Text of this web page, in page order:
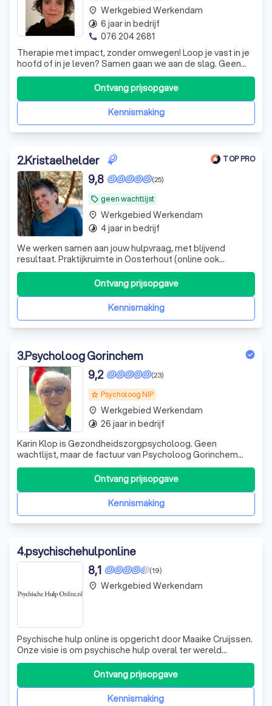
Therapie met impact, zonder omwegen! Loop je vast in je
hoofd of in je leven? Samen gaan we aan de slag. Geen
ingewikkeld gedoe, wel echte blijvende verandering. Geen
vergoeding; 95 euro per sessie
Kennismaking
Ontvang prijsopgave
place Werkgebied Werkendam
timelapse 6 jaar in bedrijf
phone 076 204 2681
2.Kristaelhelder TOP PRO
local_offer geen wachtlijst
(25)
9,8
We werken samen aan jouw hulpvraag, met blijvend
resultaat. Praktijkruimte in Oosterhout (online ook
mogelijk), één sessie per twee weken, geen vergoeding
zorgverzekering, geen wachtlijst.
Kennismaking
Ontvang prijsopgave
place Werkgebied Werkendam
timelapse 4 jaar in bedrijf
3.Psycholoog Gorinchem
grade Psycholoog NIP
(23)
9,2
Karin Klop is Gezondheidszorgpsycholoog. Geen
wachtlijst, maar de factuur van Psycholoog Gorinchem
wordt niet door de zorgverzekeraar vergoed. aanmelden:
psycholooggorinchem@gmail.com
Kennismaking
Ontvang prijsopgave
place Werkgebied Werkendam
timelapse 26 jaar in bedrijf
4.psychischehulponline
(19)
8,1
Psychische hulp online is opgericht door Maaike Cruijssen.
Onze visie is om psychische hulp overal ter wereld
bereikbaar te maken. Bereikbaar voor mensen die
behoefte hebben aan zorg en zodat psychologen ook
vanuit meerdere locaties kunnen werken. Tijdens
verschillende reizen is het Maaike helder g
Kennismaking
Ontvang prijsopgave
place Werkgebied Werkendam